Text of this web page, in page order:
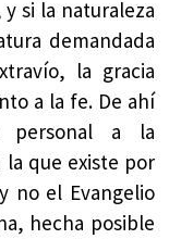
si la naturaleza
demandada
la gracia
a la fe. De ahí
personal a la
la que existe por
no el Evangelio
hecha posible